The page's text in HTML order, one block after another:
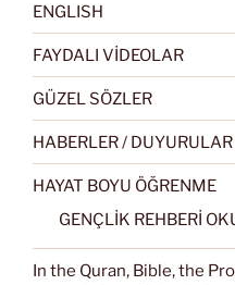
ENGLISH
FAYDALI VİDEOLAR
GÜZEL SÖZLER
HABERLER / DUYURULAR
HAYAT BOYU ÖĞRENME
GENÇLİK REHBERİ
In the Quran, Bible, the